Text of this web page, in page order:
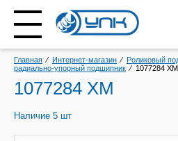
Главная ⁄ Интернет-магазин ⁄ Роликовый
радиально-упорный подшипник ⁄ 1077284 ХМ
1077284 ХМ
Наличие 5 шт